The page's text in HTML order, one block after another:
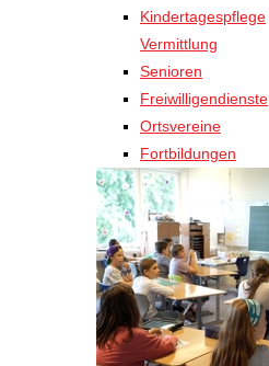
Kindertagespflege
Vermittlung
Senioren
Freiwilligendienste
Ortsvereine
Fortbildungen